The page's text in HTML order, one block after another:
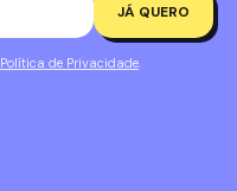
JÁ QUERO
Política de Privacidade